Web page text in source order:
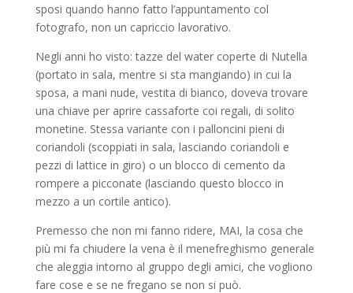
sposi quando hanno fatto l’appuntamento col
fotografo, non un capriccio lavorativo.
Negli anni ho visto: tazze del water coperte di Nutella
(portato in sala, mentre si sta mangiando) in cui la
sposa, a mani nude, vestita di bianco, doveva trovare
una chiave per aprire cassaforte coi regali, di solito
monetine. Stessa variante con i palloncini pieni di
coriandoli (scoppiati in sala, lasciando coriandoli e
pezzi di lattice in giro) o un blocco di cemento da
rompere a picconate (lasciando questo blocco in
mezzo a un cortile antico).
Premesso che non mi fanno ridere, MAI, la cosa che
più mi fa chiudere la vena è il menefreghismo generale
che aleggia intorno al gruppo degli amici, che vogliono
fare cose e se ne fregano se non si può.